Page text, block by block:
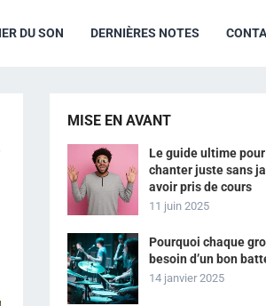
DU SON DERNIÈRES NOTES
MISE EN AVANT
Le guide ultime pour
chanter juste sans
avoir pris de cours
11 juin 2025
Pourquoi chaque
besoin d’un bon
14 janvier 2025